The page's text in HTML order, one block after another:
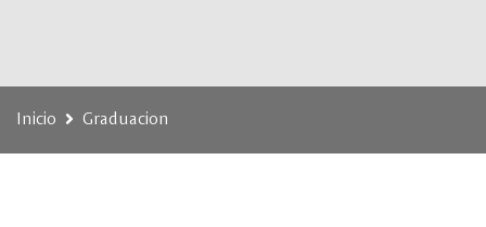
Inicio Graduacion